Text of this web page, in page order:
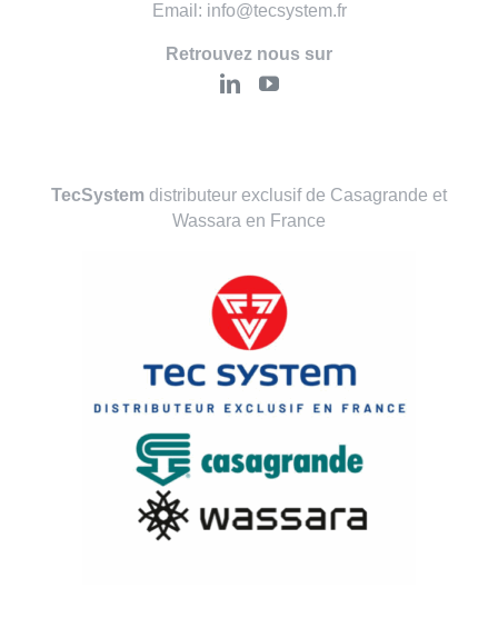
Email: info@tecsystem.fr
Retrouvez nous sur
TecSystem distributeur exclusif de Casagrande et
Wassara en France